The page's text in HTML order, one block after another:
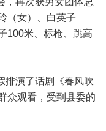
（女）、白英子
100米、标枪、跳高
排演了话剧《春风吹
众观看，受到县委的